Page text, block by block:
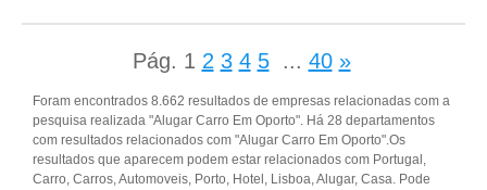
Pág. 1 2 3 4 5 ... 40 »
Foram encontrados 8.662 resultados de empresas relacionadas com a
pesquisa realizada "Alugar Carro Em Oporto". Há 28 departamentos
com resultados relacionados com "Alugar Carro Em Oporto".Os
resultados que aparecem podem estar relacionados com Portugal,
Carro, Carros, Automoveis, Porto, Hotel, Lisboa, Alugar, Casa. Pode